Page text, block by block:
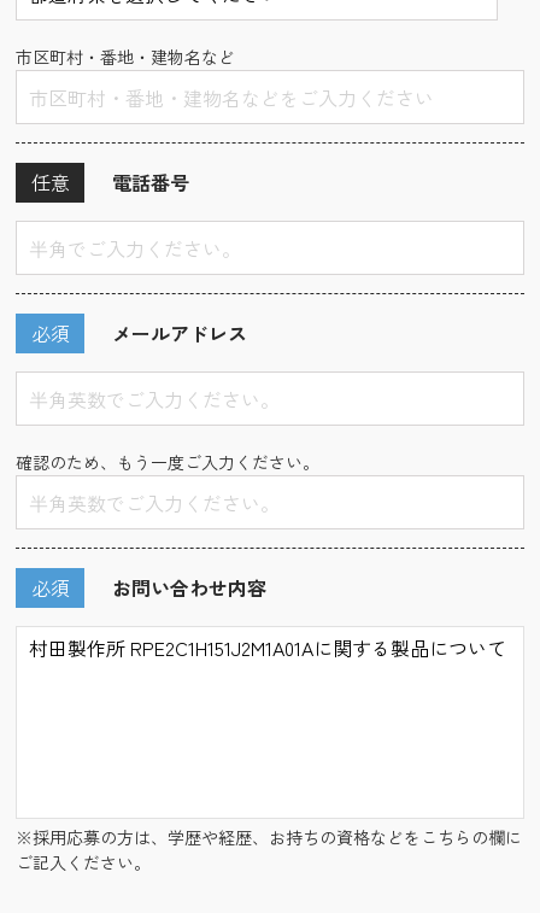
市区町村・番地・建物名など
電話番号
任意
メールアドレス
必須
確認のため、もう一度ご入力ください。
お問い合わせ内容
必須
※採用応募の方は、学歴や経歴、お持ちの資格などをこちらの欄に
ご記入ください。